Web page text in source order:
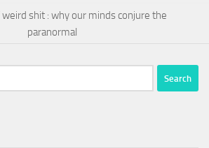
weird shit : why our minds conjure the
paranormal